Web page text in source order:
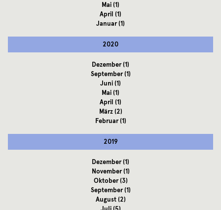
Mai(1)
April (1)
Januar(1)
2020
Dezember(1)
September(1)
Juni(1)
Mai(1)
April (1)
März(2)
Februar(1)
2019
Dezember(1)
November(1)
Oktober(3)
September(1)
August(2)